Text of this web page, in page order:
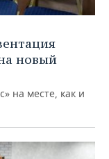
новый
на месте, как и